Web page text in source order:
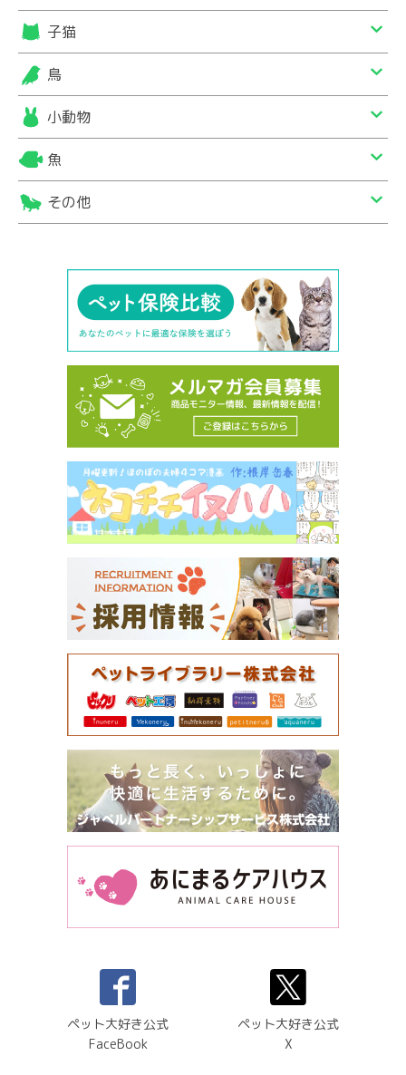
子猫
鳥
小動物
魚
その他
ペット大好き公式
FaceBook
ペット大好き公式
X